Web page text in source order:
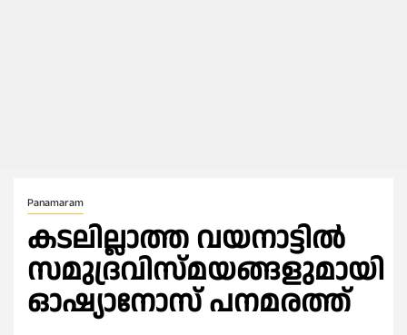
Panamaram
കടലില്ലാത്ത വയനാട്ടിൽ
സമുദ്രവിസ്മയങ്ങളുമായി
ഓഷ്യാനോസ് പനമരത്ത്